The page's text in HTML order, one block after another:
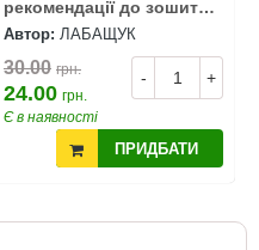
рекомендації до зошита
для тематичного та
Автор: ЛАБАЩУК
- +
30.00 грн.
24.00 грн.
Є в наявності
ПРИДБАТИ